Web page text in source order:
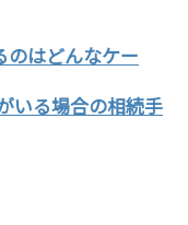
のはどんなケー
いる場合の相続手